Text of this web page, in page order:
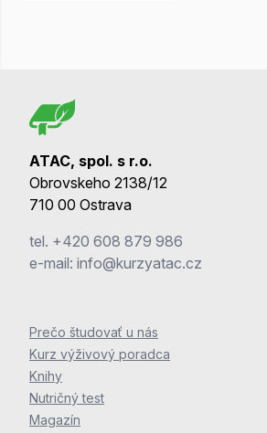
ATAC, spol. s r.o.
Obrovskeho 2138/12
710 00 Ostrava
tel. +420 608 879 986
e-mail: info@kurzyatac.cz
Prečo študovať u nás
Kurz výživový poradca
Knihy
Nutričný test
Magazín